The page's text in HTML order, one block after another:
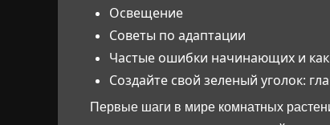
Освещение
Советы по адаптации
Частые ошибки начинающих и
Создайте свой зеленый уголок:
Первые шаги в мире комнатных